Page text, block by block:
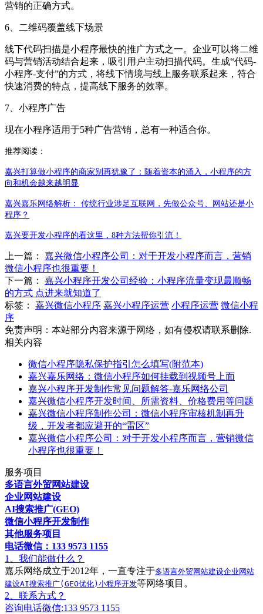
营销的正确方式。
6、二维码覆盖线下场景
线下代码扫描是小程序最快的推广方式之一。企业可以将二维
码与营销活动结合起来，吸引用户主动扫描代码。生成“代码-
小程序-支付”的方式，将线下情境与线上服务联系起来，符合
快速消费的特点，提高线下服务的效率。
7、小程序广告
现在小程序适用于5种广告营销，总有一种适合你。
推荐阅读：
嘉兴打算做小程序的商家别再犹豫了：随着资本的涌入，小程序的方
向和机会越来越明显
嘉兴嘉乐网络解析： 传统行业涉足互联网，先做公众号、网站还是小
程序？
嘉兴要开发小程序的看这里，8种方法帮你引流！
上一篇： 嘉兴微信小程序公司：对于开发小程序而言，营销
微信小程序也很重要！
下一篇： 嘉兴小程序开发公司经验：小程序流量变现最顺畅
的方式 点进来就知道了
标签： 嘉兴微信小程序 嘉兴小程序运营 小程序运营 微信小程
序
免责声明：本站部分内容来源于网络，如有侵权请联系删除.
相关内容
微信小程序隐私保护指引怎么填写(附范本)
嘉兴嘉乐网络：微信小程序如何挂载到视频号上面
嘉兴小程序开发制作常见问题解答-嘉乐网络公司
嘉兴微信小程序开发时间、所需资料、价格费用等问题
嘉兴微信小程序制作公司：微信小程序审核机制再升
级，开发者都应避开的“雷区”
嘉兴微信小程序公司：对于开发小程序而言，营销微信
小程序也很重要！
服务项目
多语言外贸网站建设
企业网站建设
AI搜索推广(GEO)
微信小程序开发制作
其他服务项目
电话微信：133 9573 1155
1、我们能做什么？
嘉乐网络成立于2012年，一直专注于多语言外贸网站建设企业网站
建设AI搜索推广(GEO优化) 小程序开发等网络项目。
2、联系方式？
咨询电话微信:133 9573 1155